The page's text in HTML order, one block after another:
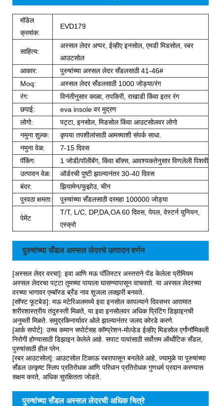
मॉडेल
क्रमांक:
EVD179
साहित्य:
अस्सल लेदर अप्पर, ईव्हीए इनसोल, एमडी मिडसोल, रबर
आउटसोल
आकार:
पुरुषांच्या अस्सल लेदर सँडलसाठी 41-46#
Moq:
अस्सल लेदर सँडलसाठी 1000 जोड्या/रंग
रंग:
विनंतीनुसार काळा, तपकिरी, राखाडी किंवा इतर रंग
छपाई:
eva insole वर मुद्रण
लोगो:
पट्टा, इनसोल, मिडसोल किंवा आउटसोलवर लोगो
नमुना शुल्क:
कृपया तपशीलांसाठी आमच्याशी संपर्क साधा.
नमुना वेळ:
7-15 दिवस
पॅकिंग:
1 जोडी/पॉलीबॅग, किंवा बॉक्स, आवश्यकतेनुसार विणलेली पिशवी
उत्पादन वेळ:
ऑर्डरची पुष्टी झाल्यानंतर 30-40 दिवस
बंदर:
झियामेन/फुझोउ, चीन
पुरवठा क्षमता:
पुरुषांच्या सँडलसाठी दरमहा 100000 जोड्या
पेमेंट
T/T, L/C, DP,DA,OA 60 दिवस, पेपल, वेस्टर्न युनियन,
एस्क्रो
पुरुषांच्या सँडल अस्सल लेदरचे उत्पादन वर्णन
[अस्सल लेदर वरचा]: इवा आणि मऊ पॉलिस्टर अस्तराने पॅड केलेला प्रीमियम
अस्सल लेदरचा पट्टा तुमच्या पायाला घासण्यापासून वाचवतो. या अस्सल लेदरच्या
वरच्या भागावर एम्बॉस्ड ब्रँड नाव शूजला लक्झरी बनवते.
[सॉफ्ट फूटबेड]: मऊ मटेरिअलमध्ये इवा इनसोल कापल्याने दिवसभर आरामात
शरीरशास्त्रीय तंदुरुस्ती मिळते, या इवा इनसोलवर अधिक प्रिंटिंग डिझाइनची
अनुमती मिळते. समुद्रकिनार्यावर ओले झाल्यानंतर जलद कोरडे करणे.
[आर्क सपोर्ट]: उच्च कमान सपोर्टसह कॉम्प्रेशन-मोल्डेड ईव्हीए मिडसोल एर्गोनॉमिकली
निरोगी होण्यासाठी डिझाइन केलेले आहे. सपाट पायांसाठी सर्वोत्तम ऑर्थोटिक सँडल,
पुरुषांसाठी हील प्लेन.
[रबर आउटसोल]: आउटसोल टिकाऊ रबरापासून बनलेले आहे, ज्यामुळे या पुरुषांच्या
सँडल उत्कृष्ट स्लिप प्रतिरोधक आणि परिधान प्रतिरोधक गुणधर्म प्रदान करण्यास
सक्षम करते, अधिक सुरक्षितता जोडते.
पुरुषांच्या सँडल अस्सल लेदरची अधिक चित्रे